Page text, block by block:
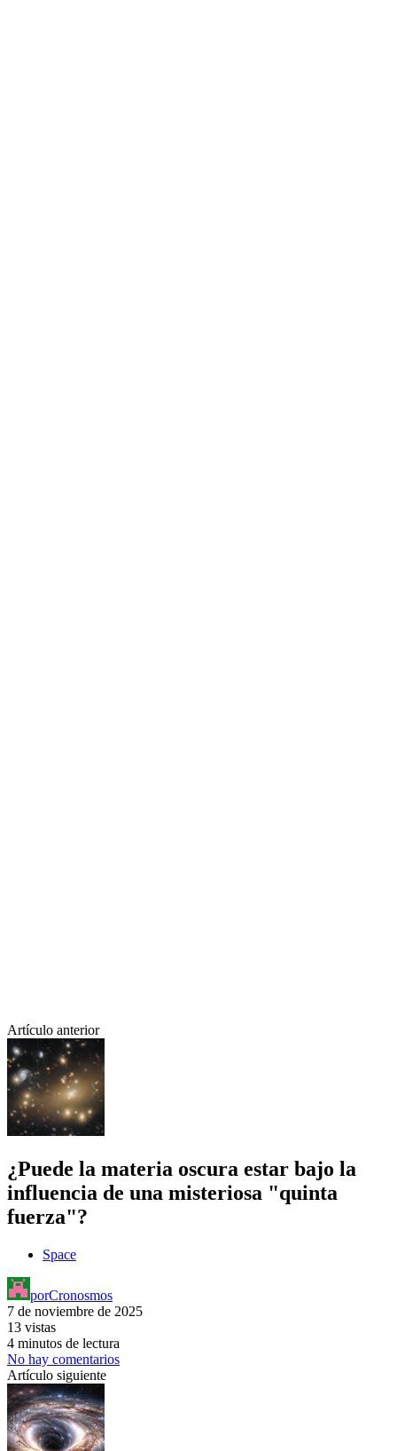
Artículo anterior
¿Puede la materia oscura estar bajo la
influencia de una misteriosa "quinta
fuerza"?
Space
porCronosmos
7 de noviembre de 2025
13 vistas
4 minutos de lectura
No hay comentarios
Artículo siguiente